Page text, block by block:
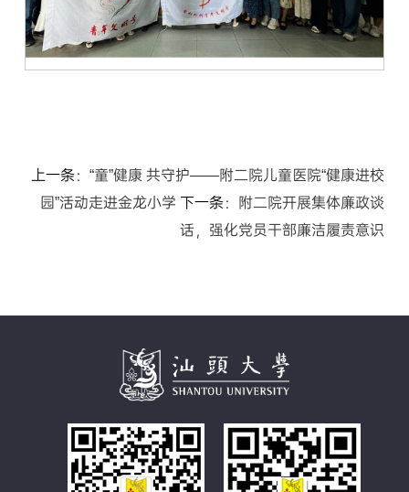
上一条： “童”健康 共守护——附二院儿童医院“健康进校
园”活动走进金龙小学 下一条：
附二院开展集体廉政谈
话，强化党员干部廉洁履责意识